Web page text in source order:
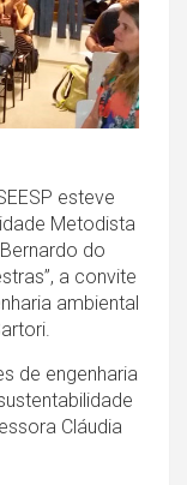
esteve
Metodista
do
a convite
ambiental
de engenharia
Cláudia